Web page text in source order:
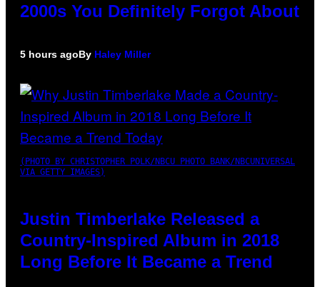
2000s You Definitely Forgot About
5 hours agoBy Haley Miller
(PHOTO BY CHRISTOPHER POLK/NBCU PHOTO BANK/NBCUNIVERSAL
VIA GETTY IMAGES)
Justin Timberlake Released a
Country-Inspired Album in 2018
Long Before It Became a Trend